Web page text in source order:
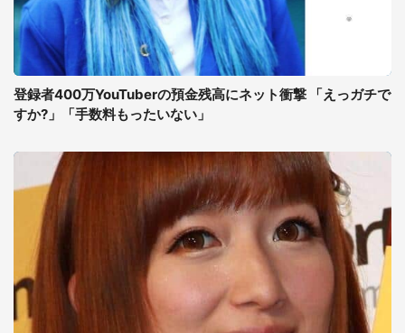
登録者400万YouTuberの預金残高にネット衝撃 「えっガチで
すか?」「手数料もったいない」